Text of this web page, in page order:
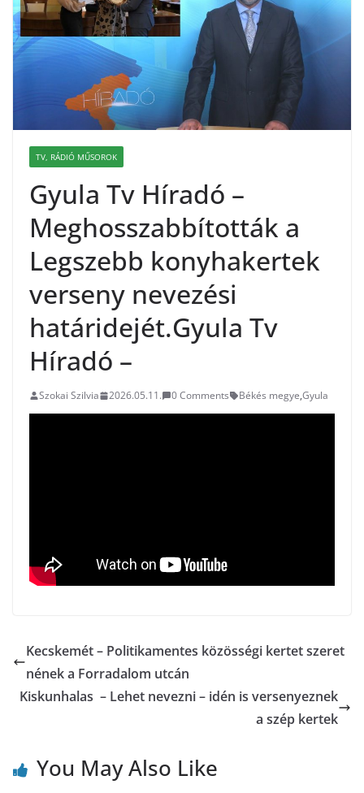
TV, RÁDIÓ MŰSOROK
Gyula Tv Híradó –
Meghosszabbították a
Legszebb konyhakertek
verseny nevezési
határidejét.Gyula Tv
Híradó –
Szokai Szilvia 2026.05.11. 0 Comments Békés megye,Gyula
Kecskemét – Politikamentes közösségi kertet szeret
nének a Forradalom utcán
Kiskunhalas – Lehet nevezni – idén is versenyeznek
a szép kertek
You May Also Like